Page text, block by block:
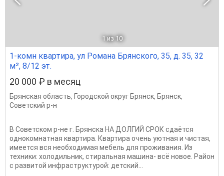
1 из 10
1-комн квартира, ул Романа Брянского, 35, д. 35, 32
м², 8/12 эт.
20 000 ₽ в месяц
Брянская область, Городской округ Брянск, Брянск,
Советский р-н
В Советском р-не г. Брянска НА ДОЛГИЙ СРОК сдаётся
однокомнатная квартира. Квартира очень уютная и чистая,
имеется вся необходимая мебель для проживания. Из
техники: холодильник, стиральная машина- всё новое. Район
с развитой инфраструктурой: детский...